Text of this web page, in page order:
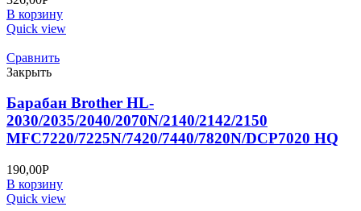
В корзину
Quick view
Сравнить
Закрыть
Барабан Brother HL-
2030/2035/2040/2070N/2140/2142/2150
MFC7220/7225N/7420/7440/7820N/DCP7020 HQ
190,00Р
В корзину
Quick view